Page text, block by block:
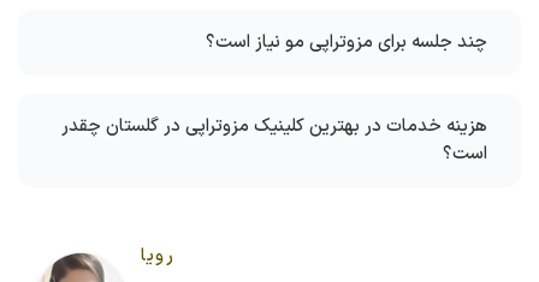
چند جلسه برای مزوتراپی مو نیاز است؟
هزینه خدمات در بهترین کلینیک مزوتراپی در گلستان چقدر
است؟
رویا